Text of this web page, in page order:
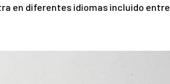
en diferentes idiomas incluido entre